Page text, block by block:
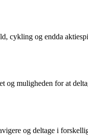
cykling og endda
og muligheden for at
og deltage i